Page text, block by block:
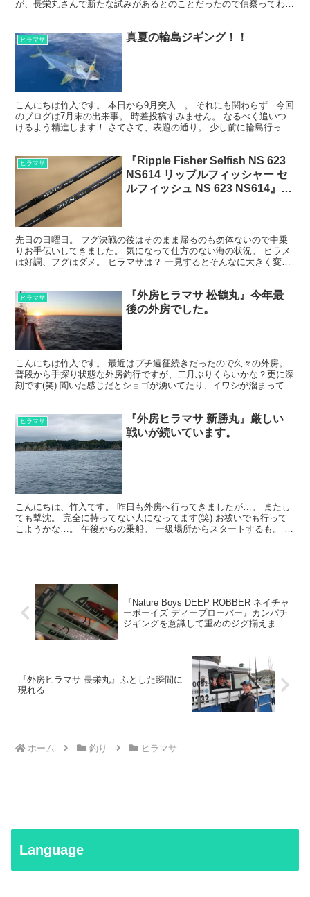
が、長栄丸さんで新たな試みがあるとのことだったので偵察ってわけ
ヒラマサ 真夏の輪島ジギング！！
こんにちは竹入です。 本日から9月突入...。 それにも関わらず...今回
のブログは7月末の出来事。 時差投稿すみません。 なるべく追いつ
けるよう精進します！ さてさて、表題の通り。 少し前に輪島行って
ヒラマサ
『Ripple Fisher Selfish NS 623
NS614 リップルフィッシャー セ
ルフィッシュ NS 623 NS614』
先日の日曜日。 フグ決戦の後はそのまま帰るのも勿体ないので中乗
りお手伝いしてきました。 気になって仕方のない海の状況。 ヒラメ
は好調、フグはダメ。 ヒラマサは？ 一見するとそんなに大きく変化
ヒラマサ
『外房ヒラマサ 松鶴丸』今年最
後の外房でした。
こんにちは竹入です。 最近はプチ遠征続きだったので久々の外房。
普段から手探り状態な外房釣行ですが、二月ぶりくらいかな？更に深
刻です(笑) 聞いた感じだとショゴが湧いてたり、イワシが溜まってた
ヒラマサ
『外房ヒラマサ 新勝丸』厳しい
戦いが続いています。
こんにちは、竹入です。 昨日も外房へ行ってきましたが…。 またし
ても撃沈。 完全に持ってない人になってます(笑) お祓いでも行って
こようかな…。 午後からの乗船。 一級場所からスタートするも。 シ
『Nature Boys DEEP ROBBER ネイチャ
ーボーイズ ディープローバー』カンパチ
ジギングを意識して重めのジグ揃えま
『外房ヒラマサ 長栄丸』ふとした瞬間に
現れる
ホーム 釣り ヒラマサ
Language